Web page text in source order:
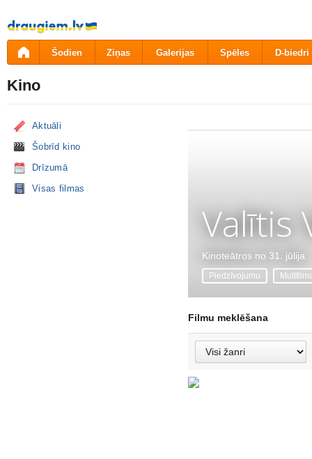
Pāriet
uz
saturu
Šodien Ziņas Galerijas Spēles D-biedri
Kino
Aktuāli
Šobrīd kino
Drīzumā
Visas filmas
Valītis
Kinoteātros no 31. jūlija
Piedzīvojumu
Filmu meklēšana